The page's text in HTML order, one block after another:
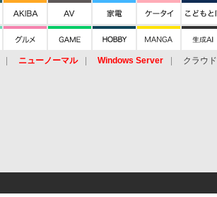
ニューノーマル Windows Server クラウド